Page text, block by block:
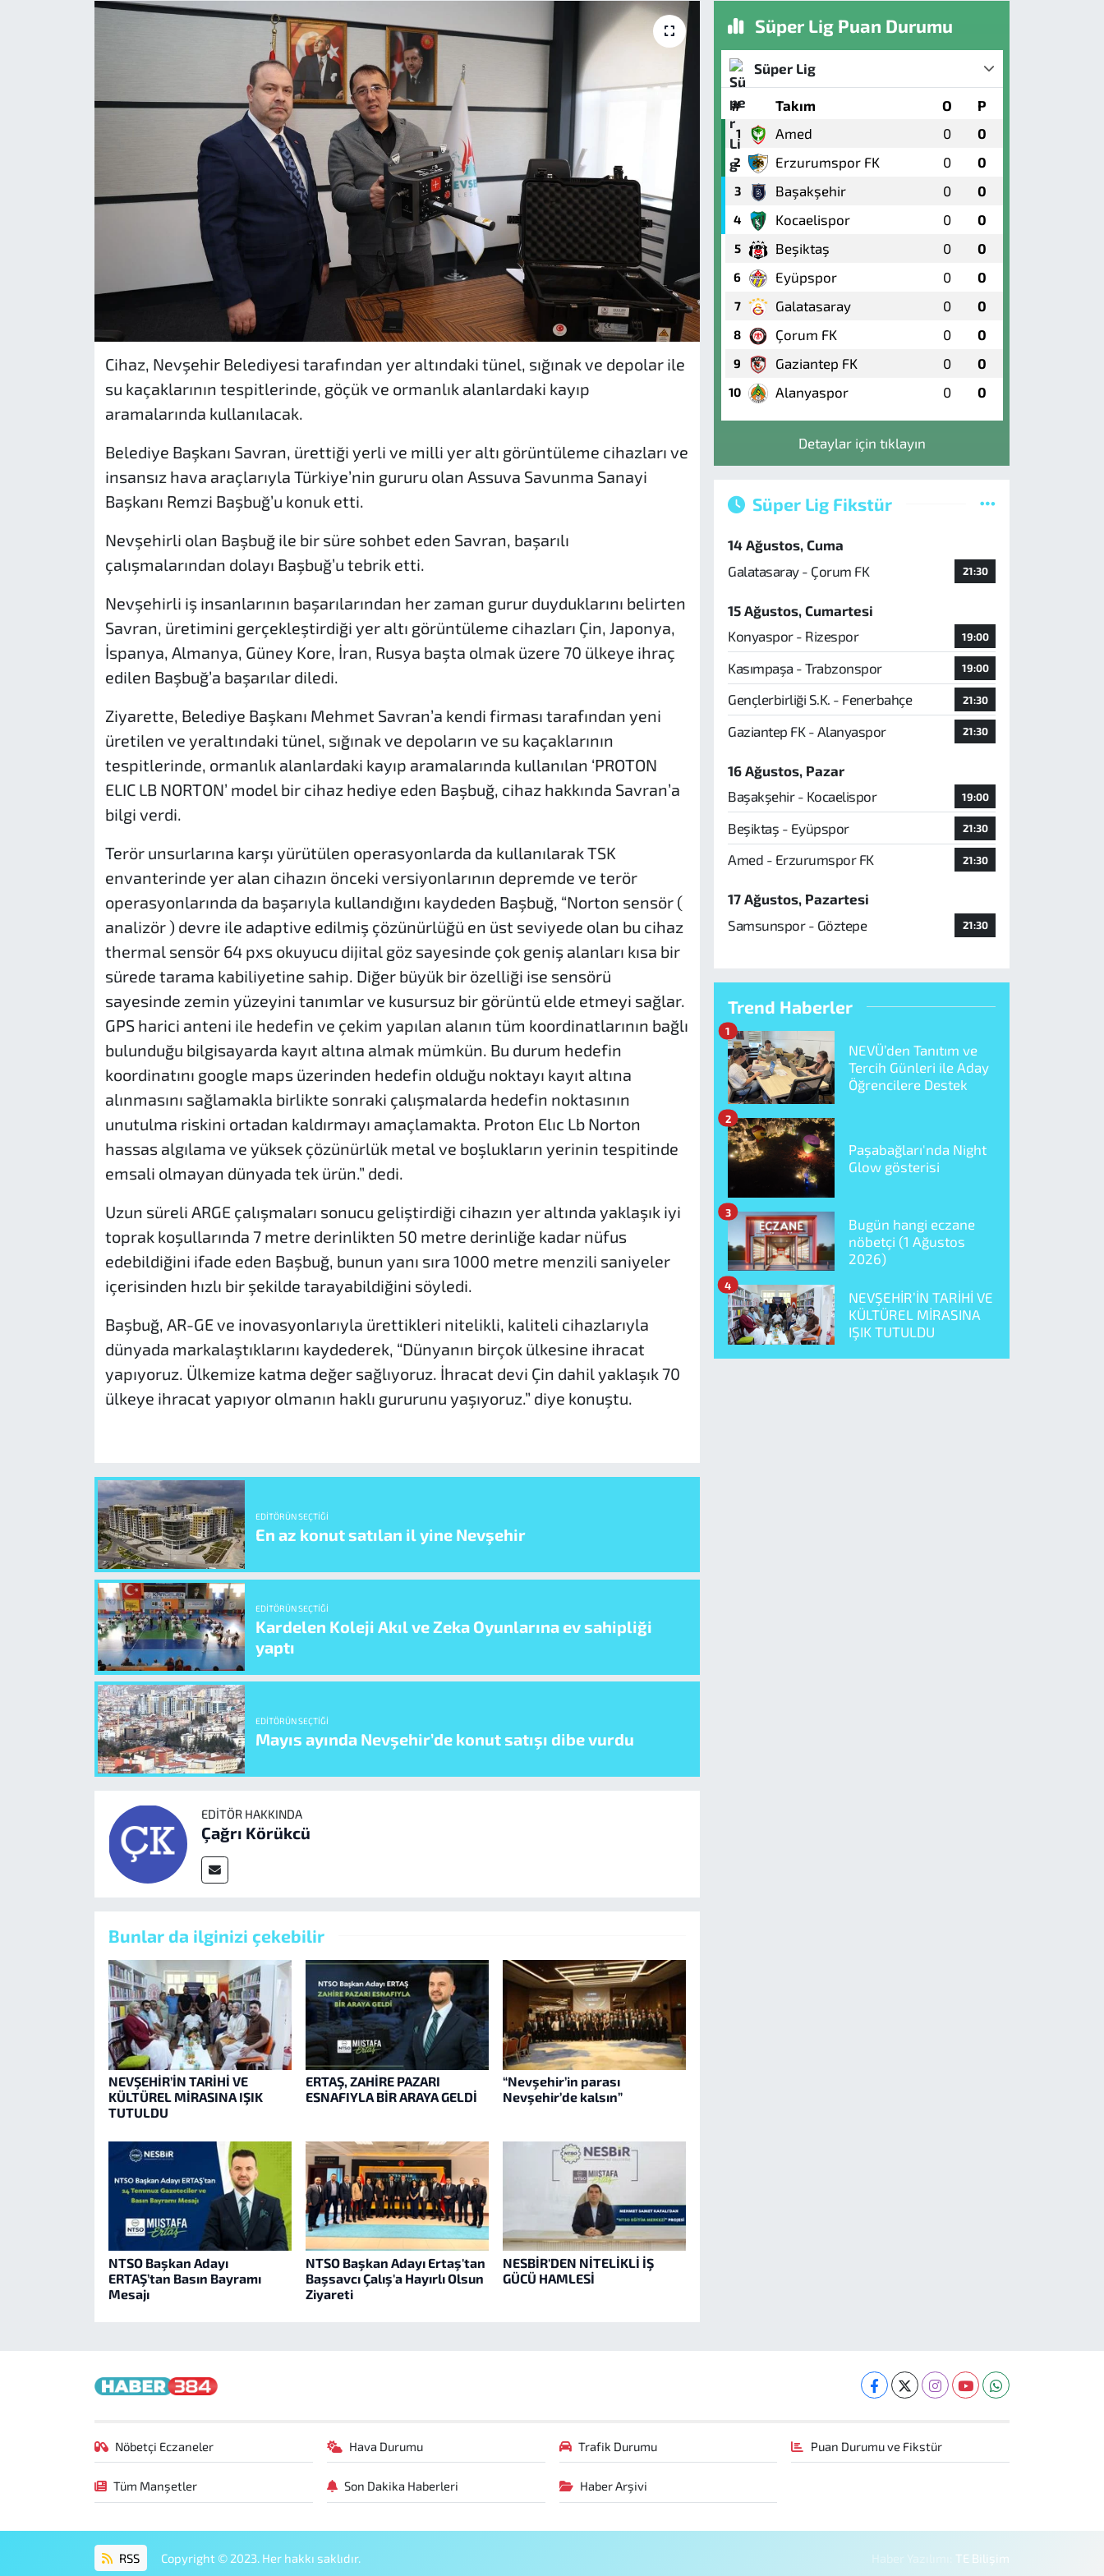
Cihaz, Nevşehir Belediyesi tarafından yer altındaki tünel, sığınak ve depolar ile
su kaçaklarının tespitlerinde, göçük ve ormanlık alanlardaki kayıp
aramalarında kullanılacak.
Belediye Başkanı Savran, ürettiği yerli ve milli yer altı görüntüleme cihazları ve
insansız hava araçlarıyla Türkiye’nin gururu olan Assuva Savunma Sanayi
Başkanı Remzi Başbuğ’u konuk etti.
Nevşehirli olan Başbuğ ile bir süre sohbet eden Savran, başarılı
çalışmalarından dolayı Başbuğ’u tebrik etti.
Nevşehirli iş insanlarının başarılarından her zaman gurur duyduklarını belirten
Savran, üretimini gerçekleştirdiği yer altı görüntüleme cihazları Çin, Japonya,
İspanya, Almanya, Güney Kore, İran, Rusya başta olmak üzere 70 ülkeye ihraç
edilen Başbuğ’a başarılar diledi.
Ziyarette, Belediye Başkanı Mehmet Savran’a kendi firması tarafından yeni
üretilen ve yeraltındaki tünel, sığınak ve depoların ve su kaçaklarının
tespitlerinde, ormanlık alanlardaki kayıp aramalarında kullanılan ‘PROTON
ELIC LB NORTON’ model bir cihaz hediye eden Başbuğ, cihaz hakkında Savran’a
bilgi verdi.
Terör unsurlarına karşı yürütülen operasyonlarda da kullanılarak TSK
envanterinde yer alan cihazın önceki versiyonlarının depremde ve terör
operasyonlarında da başarıyla kullandığını kaydeden Başbuğ, “Norton sensör (
analizör ) devre ile adaptive edilmiş çözünürlüğü en üst seviyede olan bu cihaz
thermal sensör 64 pxs okuyucu dijital göz sayesinde çok geniş alanları kısa bir
sürede tarama kabiliyetine sahip. Diğer büyük bir özelliği ise sensörü
sayesinde zemin yüzeyini tanımlar ve kusursuz bir görüntü elde etmeyi sağlar.
GPS harici anteni ile hedefin ve çekim yapılan alanın tüm koordinatlarının bağlı
bulunduğu bilgisayarda kayıt altına almak mümkün. Bu durum hedefin
koordinatını google maps üzerinden hedefin olduğu noktayı kayıt altına
alınmasını sağlamakla birlikte sonraki çalışmalarda hedefin noktasının
unutulma riskini ortadan kaldırmayı amaçlamakta. Proton Elıc Lb Norton
hassas algılama ve yüksek çözünürlük metal ve boşlukların yerinin tespitinde
emsali olmayan dünyada tek ürün.” dedi.
Uzun süreli ARGE çalışmaları sonucu geliştirdiği cihazın yer altında yaklaşık iyi
toprak koşullarında 7 metre derinlikten 50 metre derinliğe kadar nüfus
edebildiğini ifade eden Başbuğ, bunun yanı sıra 1000 metre menzili saniyeler
içerisinden hızlı bir şekilde tarayabildiğini söyledi.
Başbuğ, AR-GE ve inovasyonlarıyla ürettikleri nitelikli, kaliteli cihazlarıyla
dünyada markalaştıklarını kaydederek, “Dünyanın birçok ülkesine ihracat
yapıyoruz. Ülkemize katma değer sağlıyoruz. İhracat devi Çin dahil yaklaşık 70
ülkeye ihracat yapıyor olmanın haklı gururunu yaşıyoruz.” diye konuştu.
EDITÖRÜN SEÇTIĞI
En az konut satılan il yine Nevşehir
EDITÖRÜN SEÇTIĞI
Kardelen Koleji Akıl ve Zeka Oyunlarına ev sahipliği
yaptı
EDITÖRÜN SEÇTIĞI
Mayıs ayında Nevşehir’de konut satışı dibe vurdu
EDITÖR HAKKINDA
Çağrı Körükcü
Bunlar da ilginizi çekebilir
NEVŞEHİR’İN TARİHİ VE
KÜLTÜREL MİRASINA IŞIK
TUTULDU
ERTAŞ, ZAHİRE PAZARI
ESNAFIYLA BİR ARAYA GELDİ
“Nevşehir’in parası
Nevşehir’de kalsın”
NTSO Başkan Adayı
ERTAŞ’tan Basın Bayramı
Mesajı
NTSO Başkan Adayı Ertaş'tan
Başsavcı Çalış'a Hayırlı Olsun
Ziyareti
NESBİR'DEN NİTELİKLİ İŞ
GÜCÜ HAMLESİ
Süper Lig Puan Durumu
Süper Lig
# Takım O P
1 Amed 0 0
2 Erzurumspor FK 0 0
3 Başakşehir 0 0
4 Kocaelispor 0 0
5 Beşiktaş 0 0
6 Eyüpspor 0 0
7 Galatasaray 0 0
8 Çorum FK 0 0
9 Gaziantep FK 0 0
10 Alanyaspor 0 0
Detaylar için tıklayın
Süper Lig Fikstür
14 Ağustos, Cuma
Galatasaray - Çorum FK
21:30
15 Ağustos, Cumartesi
Konyaspor - Rizespor
19:00
Kasımpaşa - Trabzonspor 19:00
Gençlerbirliği S.K. - Fenerbahçe 21:30
Gaziantep FK - Alanyaspor 21:30
16 Ağustos, Pazar
Başakşehir - Kocaelispor
19:00
Beşiktaş - Eyüpspor 21:30
Amed - Erzurumspor FK 21:30
17 Ağustos, Pazartesi
Samsunspor - Göztepe
21:30
Trend Haberler
NEVÜ’den Tanıtım ve
Tercih Günleri ile Aday
Öğrencilere Destek
1
Paşabağları'nda Night
Glow gösterisi
2
Bugün hangi eczane
nöbetçi (1 Ağustos
2026)
3
NEVŞEHİR’İN TARİHİ VE
KÜLTÜREL MİRASINA
IŞIK TUTULDU
4
Nöbetçi Eczaneler Hava Durumu Trafik Durumu Puan Durumu ve Fikstür
Tüm Manşetler Son Dakika Haberleri Haber Arşivi
RSS Copyright © 2023. Her hakkı saklıdır. Haber Yazılımı: TE Bilişim